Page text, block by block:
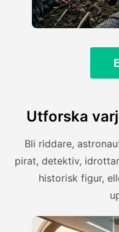
Utforska
Bli riddare,
pirat, detektiv,
historisk figur,